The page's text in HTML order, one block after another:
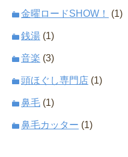
金曜ロードSHOW！ (1)
銭湯 (1)
音楽 (3)
頭ほぐし専門店 (1)
鼻毛 (1)
鼻毛カッター (1)